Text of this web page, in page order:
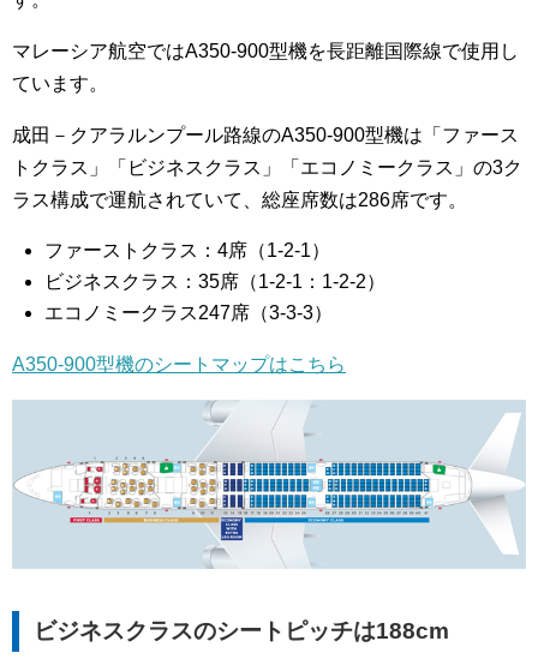
マレーシア航空ではA350-900型機を長距離国際線で使用し
ています。
成田－クアラルンプール路線のA350-900型機は「ファース
トクラス」「ビジネスクラス」「エコノミークラス」の3ク
ラス構成で運航されていて、総座席数は286席です。
ファーストクラス：4席（1-2-1）
ビジネスクラス：35席（1-2-1：1-2-2）
エコノミークラス247席（3-3-3）
A350-900型機のシートマップはこちら
ビジネスクラスのシートピッチは188cm